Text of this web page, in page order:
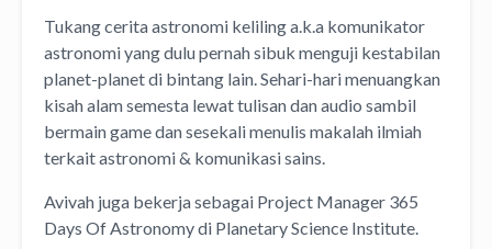
Tukang cerita astronomi kelilinga.k.a komunikator
astronomiyang dulu pernah sibuk menguji kestabilan
planet-planet di bintang lain. Sehari-hari menuangkan
kisah alam semesta lewattulisandanaudio sambil
bermain game dan sesekali menulis makalah ilmiah
terkait astronomi & komunikasi sains.
Avivah juga bekerja sebagai Project Manager 365
Days Of Astronomydi Planetary Science Institute.